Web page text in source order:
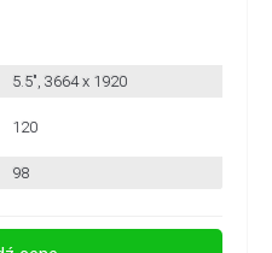
5.5", 3664 x 1920
120
98